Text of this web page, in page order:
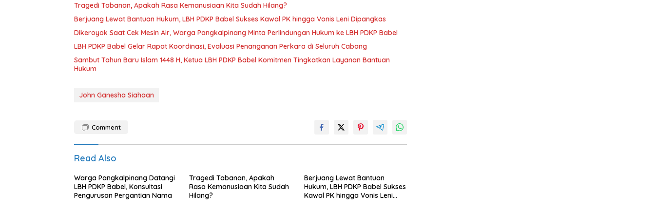
Tragedi Tabanan, Apakah Rasa Kemanusiaan Kita Sudah Hilang?
Berjuang Lewat Bantuan Hukum, LBH PDKP Babel Sukses Kawal PK hingga Vonis Leni Dipangkas
Dikeroyok Saat Cek Mesin Air, Warga Pangkalpinang Minta Perlindungan Hukum ke LBH PDKP Babel
LBH PDKP Babel Gelar Rapat Koordinasi, Evaluasi Penanganan Perkara di Seluruh Cabang
Sambut Tahun Baru Islam 1448 H, Ketua LBH PDKP Babel Komitmen Tingkatkan Layanan Bantuan
Hukum
John Ganesha Siahaan
Comment
Read Also
Warga Pangkalpinang Datangi
LBH PDKP Babel, Konsultasi
Pengurusan Pergantian Nama
Tragedi Tabanan, Apakah
Rasa Kemanusiaan Kita Sudah
Hilang?
Berjuang Lewat Bantuan
Hukum, LBH PDKP Babel Sukses
Kawal PK hingga Vonis Leni